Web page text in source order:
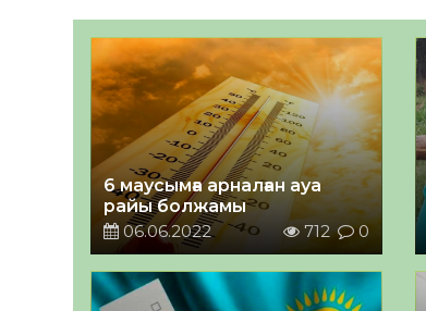
6 маусымға арналған ауа
райы болжамы
06.06.2022
712 0